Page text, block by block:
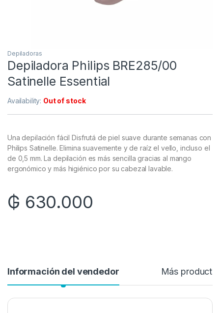
Depiladoras
Depiladora Philips BRE285/00
Satinelle Essential
Availability: Out of stock
Una depilación fácil Disfrutá de piel suave durante semanas con
Philips Satinelle. Elimina suavemente y de raíz el vello, incluso el
de 0,5 mm. La depilación es más sencilla gracias al mango
ergonómico y más higiénico por su cabezal lavable.
₲ 630.000
Información del vendedor Más